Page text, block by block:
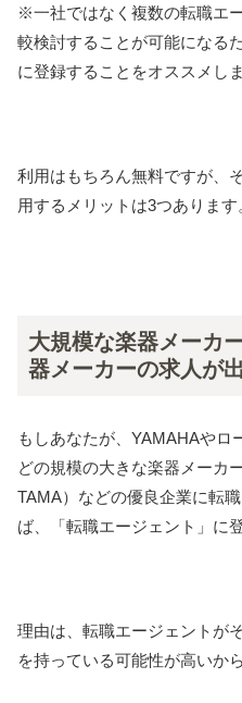
※一社ではなく複数の転職エ
較検討することが可能になる
に登録することをオススメしま
利用はもちろん無料ですが、
用するメリットは3つあります
大規模な楽器メーカ
器メーカーの求人が
もしあなたが、YAMAHAやロ
どの規模の大きな楽器メーカ
TAMA）などの優良企業に転
ば、「転職エージェント」に
理由は、転職エージェントが
を持っている可能性が高いから